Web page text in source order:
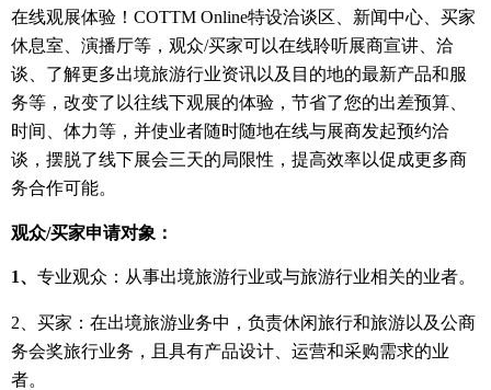
在线观展体验！COTTM Online特设洽谈区、新闻中心、买家
休息室、演播厅等，观众/买家可以在线聆听展商宣讲、洽
谈、了解更多出境旅游行业资讯以及目的地的最新产品和服
务等，改变了以往线下观展的体验，节省了您的出差预算、
时间、体力等，并使业者随时随地在线与展商发起预约洽
谈，摆脱了线下展会三天的局限性，提高效率以促成更多商
务合作可能。
观众/买家申请对象：
1、 专业观众：从事出境旅游行业或与旅游行业相关的业者。
2、买家：在出境旅游业务中，负责休闲旅行和旅游以及公商
务会奖旅行业务，且具有产品设计、运营和采购需求的业
者。